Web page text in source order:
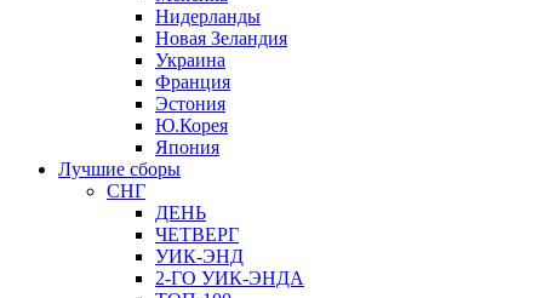
Нидерланды
Новая Зеландия
Украина
Франция
Эстония
Ю.Корея
Япония
Лучшие сборы
СНГ
ДЕНЬ
ЧЕТВЕРГ
УИК-ЭНД
2-ГО УИК-ЭНДА